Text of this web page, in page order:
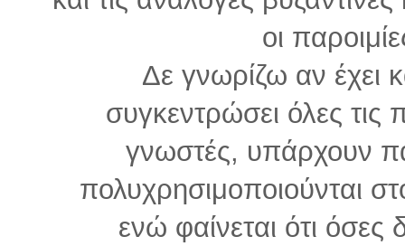
οι
Δε γνωρίζω αν έχει
συγκεντρώσει όλες τις
γνωστές, υπάρχουν
πολυχρησιμοποιούνται
ενώ φαίνεται ότι όσες